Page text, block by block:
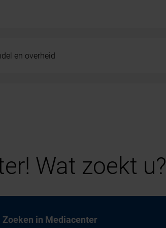
en overheid
Wat zoekt u?
Zoeken in Mediacenter